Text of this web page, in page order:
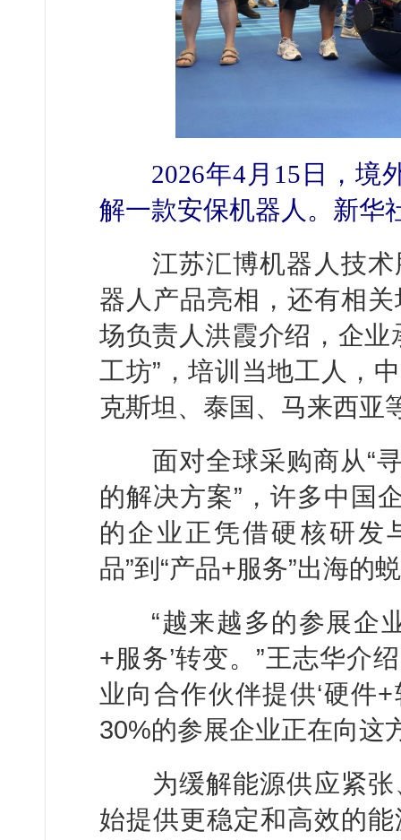
2026年4月15日，境
解一款安保机器人。新华
江苏汇博机器人技术
器人产品亮相，还有相
场负责人洪霞介绍，企业
工坊”，培训当地工人，
克斯坦、泰国、马来西亚
面对全球采购商从“寻
的解决方案”，许多中国
的企业正凭借硬核研发
品”到“产品+服务”出海的
“越来越多的参展企业
+服务’转变。”王志华介
业向合作伙伴提供‘硬件
30%的参展企业正在向这
为缓解能源供应紧张
始提供更稳定和高效的